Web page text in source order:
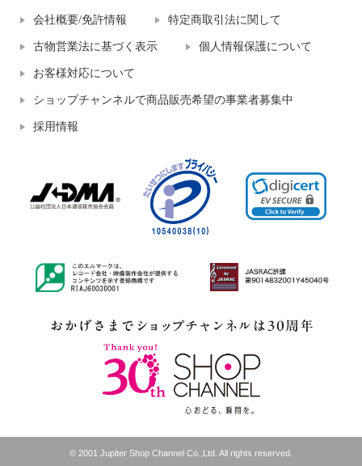
会社概要/免許情報 特定商取引法に関して
古物営業法に基づく表示 個人情報保護について
お客様対応について
ショップチャンネルで商品販売希望の事業者募集中
採用情報
© 2001 Jupiter Shop Channel Co.,Ltd. All rights reserved.